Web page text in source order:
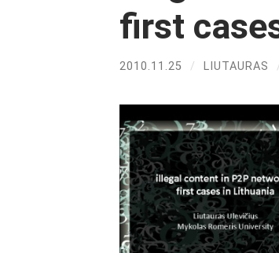
first
2010.11.25 / LIUTAURAS